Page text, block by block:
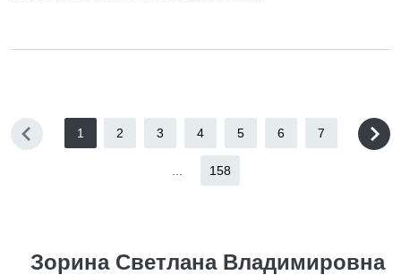
1 2 3 4 5 6 7
158
Зорина Светлана Владимировна